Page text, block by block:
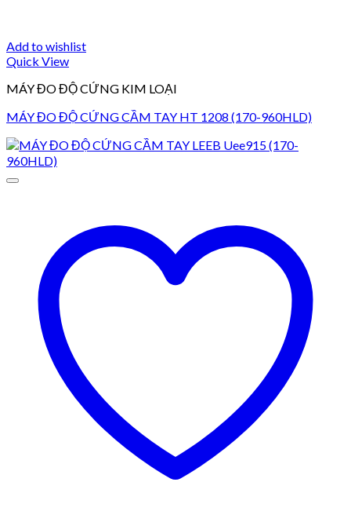
Add to wishlist
Quick View
MÁY ĐO ĐỘ CỨNG KIM LOẠI
MÁY ĐO ĐỘ CỨNG CẦM TAY HT 1208 (170-960HLD)